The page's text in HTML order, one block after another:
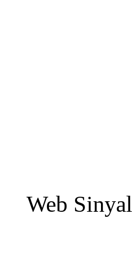
Web Sinyal